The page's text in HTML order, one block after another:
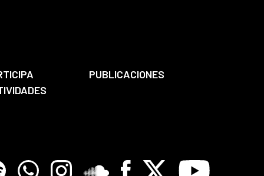
PUBLICACIONES
WhatsappInstagramSoundcloreFacebook
X Youtube